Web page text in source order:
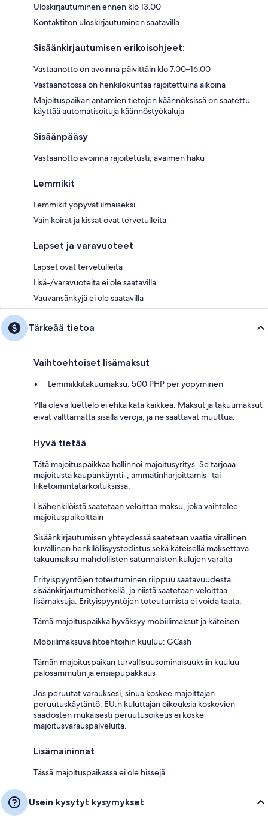
Uloskirjautuminen ennen klo 13.00
Kontaktiton uloskirjautuminen saatavilla
Sisäänkirjautumisen erikoisohjeet:
Vastaanotto on avoinna päivittäin klo 7.00–16.00
Vastaanotossa on henkilökuntaa rajoitettuina aikoina
Majoituspaikan antamien tietojen käännöksissä on saatettu
käyttää automatisoituja käännöstyökaluja
Sisäänpääsy
Vastaanotto avoinna rajoitetusti, avaimen haku
Lemmikit
Lemmikit yöpyvät ilmaiseksi
Vain koirat ja kissat ovat tervetulleita
Lapset ja varavuoteet
Lapset ovat tervetulleita
Lisä-/varavuoteita ei ole saatavilla
Vauvansänkyjä ei ole saatavilla
Tärkeää tietoa
Vaihtoehtoiset lisämaksut
Lemmikkitakuumaksu: 500 PHP per yöpyminen
Yllä oleva luettelo ei ehkä kata kaikkea. Maksut ja takuumaksut
eivät välttämättä sisällä veroja, ja ne saattavat muuttua.
Hyvä tietää
Tätä majoituspaikkaa hallinnoi majoitusyritys. Se tarjoaa
majoitusta kaupankäynti-, ammatinharjoittamis- tai
liiketoimintatarkoituksissa.
Lisähenkilöistä saatetaan veloittaa maksu, joka vaihtelee
majoituspaikoittain
Sisäänkirjautumisen yhteydessä saatetaan vaatia virallinen
kuvallinen henkilöllisyystodistus sekä käteisellä maksettava
takuumaksu mahdollisten satunnaisten kulujen varalta
Erityispyyntöjen toteutuminen riippuu saatavuudesta
sisäänkirjautumishetkellä, ja niistä saatetaan veloittaa
lisämaksuja. Erityispyyntöjen toteutumista ei voida taata.
Tämä majoituspaikka hyväksyy mobiilimaksut ja käteisen.
Mobiilimaksuvaihtoehtoihin kuuluu: GCash
Tämän majoituspaikan turvallisuusominaisuuksiin kuuluu
palosammutin ja ensiapupakkaus
Jos peruutat varauksesi, sinua koskee majoittajan
peruutuskäytäntö. EU:n kuluttajan oikeuksia koskevien
säädösten mukaisesti peruutusoikeus ei koske
majoitusvarauspalveluita.
Lisämaininnat
Tässä majoituspaikassa ei ole hissejä
Usein kysytyt kysymykset